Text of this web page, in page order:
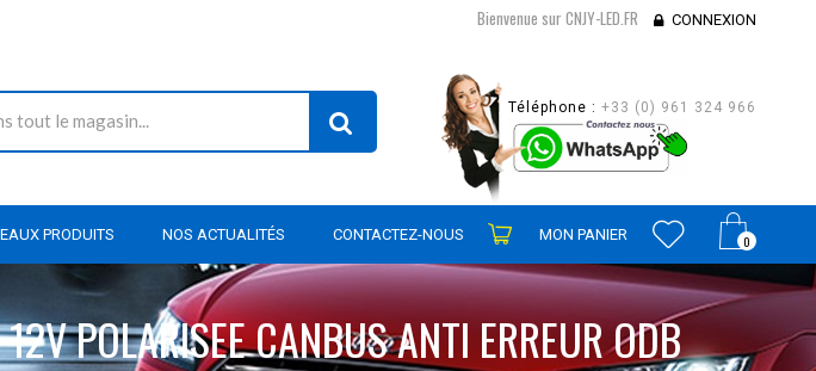
Bienvenue sur CNJY-LED.FR CONNEXION
Téléphone : +33 (0) 961 324 966
0
PRODUITS NOS ACTUALITÉS CONTACTEZ-NOUS MON PANIER
POLARISEE CANBUS ANTI ERREUR ODB